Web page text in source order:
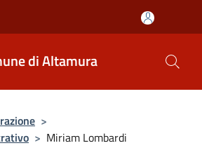
di Altamura
>
> Miriam Lombardi